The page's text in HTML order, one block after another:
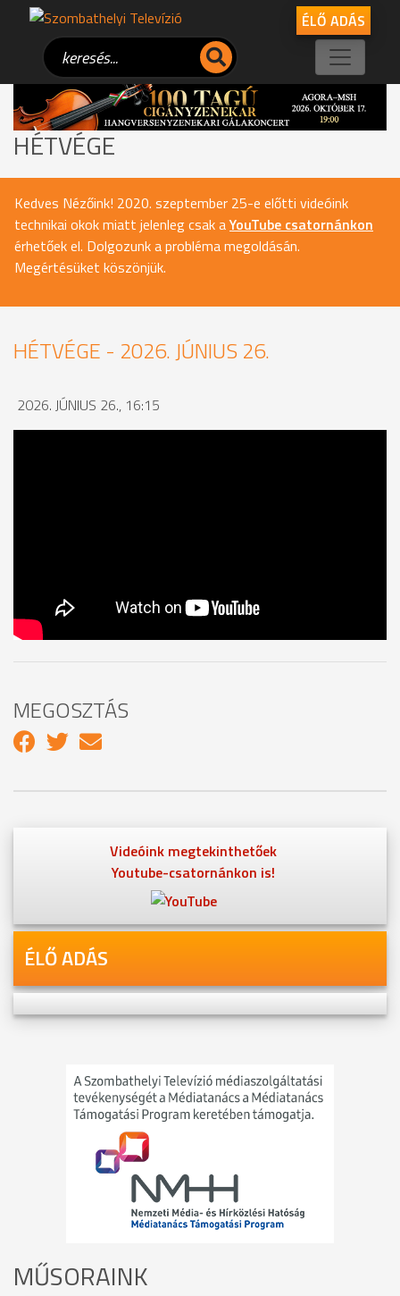
ÉLŐ ADÁS
HÉTVÉGE
Kedves Nézőink! 2020. szeptember 25-e előtti videóink
technikai okok miatt jelenleg csak aYouTube csatornánkon
érhetőek el. Dolgozunk a probléma megoldásán.
Megértésüket köszönjük.
HÉTVÉGE - 2026. JÚNIUS 26.
2026. JÚNIUS 26., 16:15
MEGOSZTÁS
Videóink megtekinthetőek
Youtube-csatornánkon is!
ÉLŐ ADÁS
MŰSORAINK